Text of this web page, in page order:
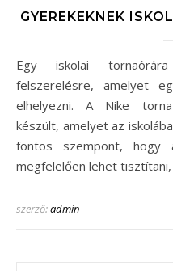
GYEREKEKNEK
Egy iskolai tornaórára szükség van megfelelő
felszerelésre, amelyet
elhelyezni. A Nike
készült, amelyet az
fontos szempont, hogy
megfelelően lehet
szerző:admin